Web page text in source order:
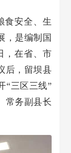
食安全、生
，是编制国
，在省、市
后，留坝县
“三区三线”
常务副县长